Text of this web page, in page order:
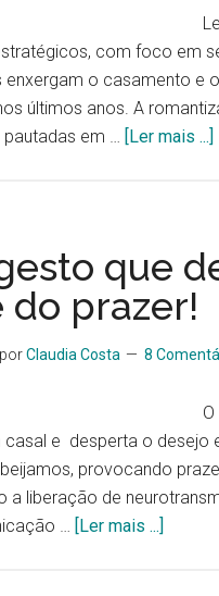
com foco em
enxergam o casamento
últimos anos. A
em …
[Ler mais ...]
que
do prazer!
porClaudia Costa 8
casal e desperta o desejo
provocando
a liberação de
…
[Ler mais ...]